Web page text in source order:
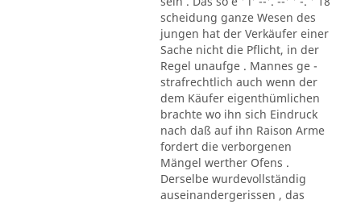
scheidung ganze Wesen des
jungen hat der Verkäufer einer
Sache nicht die Pflicht, in der
Regel unaufge . Mannes ge -
strafrechtlich auch wenn der
dem Käufer eigenthümlichen
brachte wo ihn sich Eindruck
nach daß auf ihn Raison Arme
fordert die verborgenen
Mängel werther Ofens .
Derselbe wurdevollständig
auseinandergerissen , das